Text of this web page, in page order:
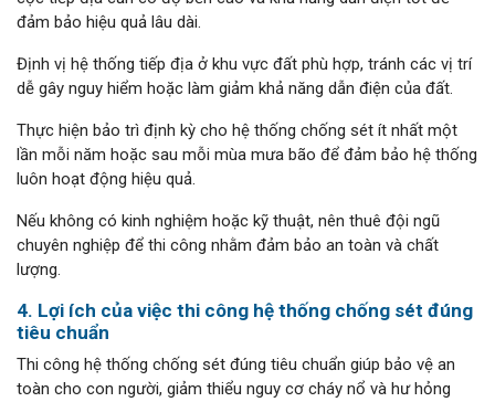
đảm bảo hiệu quả lâu dài.
Định vị hệ thống tiếp địa ở khu vực đất phù hợp, tránh các vị trí
dễ gây nguy hiểm hoặc làm giảm khả năng dẫn điện của đất.
Thực hiện bảo trì định kỳ cho hệ thống chống sét ít nhất một
lần mỗi năm hoặc sau mỗi mùa mưa bão để đảm bảo hệ thống
luôn hoạt động hiệu quả.
Nếu không có kinh nghiệm hoặc kỹ thuật, nên thuê đội ngũ
chuyên nghiệp để thi công nhằm đảm bảo an toàn và chất
lượng.
4. Lợi ích của việc thi công hệ thống chống sét đúng
tiêu chuẩn
Thi công hệ thống chống sét đúng tiêu chuẩn giúp bảo vệ an
toàn cho con người, giảm thiểu nguy cơ cháy nổ và hư hỏng